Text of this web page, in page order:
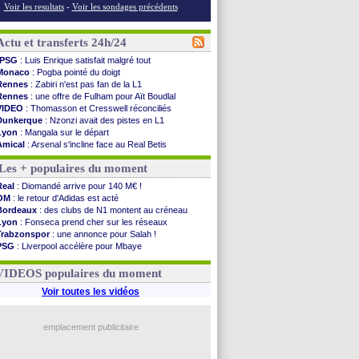
Voir les resultats - Voir les sondages précédents
et transferts 24h/24
PSG : Luis Enrique satisfait malgré tout
: Pogba pointé du doigt
: Zabiri n'est pas fan de la L1
: une offre de Fulham pour Aït Boudlal
: Thomasson et Cresswell réconciliés
: Nzonzi avait des pistes en L1
: Mangala sur le départ
: Arsenal s'incline face au Real Betis
: lourde défaite pour le PSG
City: Maresca flou pour Reijnders
: Fenerbahçe prend une belle option
Diriyah: Mbemba arrive libre (officiel)
: le plan d'Alvarez à son retour
: premier succès pour Brest
: le joli but de Greenwood avec le Fener !
2030: une promesse d'Infantino au Maroc ...
: la compo pour le premier match amical
: Jaissle est le nouveau coach (off.)
: une nouvelle offre pour Vinicius
: l'OM domine Al-Shahaniya
: Diomandé arrive pour 140 M€ !
+ populaires du moment
: Diomandé arrive pour 140 M€ !
: le retour d'Adidas est acté
: des clubs de N1 montent au créneau
: Fonseca prend cher sur les réseaux
: une annonce pour Salah !
: Liverpool accélère pour Mbaye
: 3 joueurs écartés du groupe pro
populaires du moment
Voir toutes les vidéos
emplacement publicitaire